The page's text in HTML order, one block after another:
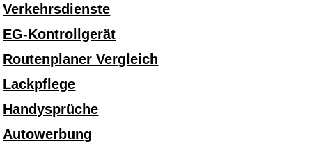
Verkehrsdienste
EG-Kontrollgerät
Routenplaner Vergleich
Lackpflege
Handysprüche
Autowerbung